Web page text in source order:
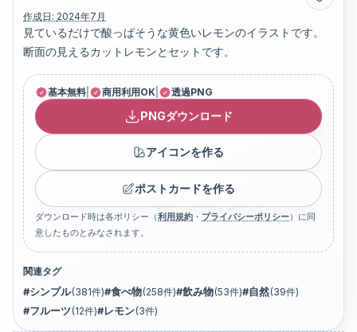
作成日: 2024年7月
見ているだけで酸っぱそうな黄色いレモンのイラストです。
断面の見えるカットレモンとセットです。
基本無料 商用利用OK 透過PNG
PNGダウンロード
アイコンを作る
ポストカードを作る
ダウンロード時は各ポリシー（利用規約 ・ プライバシーポリシー）に同
意したものとみなされます。
関連タグ
#シンプル(381件)#食べ物(258件)#飲み物(53件)#自然(39件)
#フルーツ (12件)#レモン(3件)